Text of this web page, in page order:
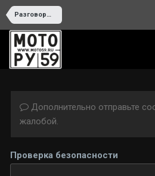
Разговоры на байкерские темы
Дополнительно отправьте
жалобой.
Проверка безопасности